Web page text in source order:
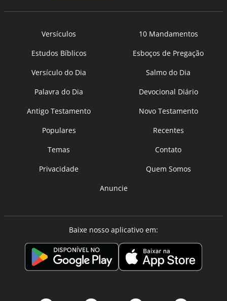
Versículos
10 Mandamentos
Estudos Bíblicos
Esboços de Pregação
Versículo do Dia
Salmo do Dia
Palavra do Dia
Devocional Diário
Antigo Testamento
Novo Testamento
Populares
Recentes
Temas
Contato
Privacidade
Quem Somos
Anuncie
Baixe nosso aplicativo em: